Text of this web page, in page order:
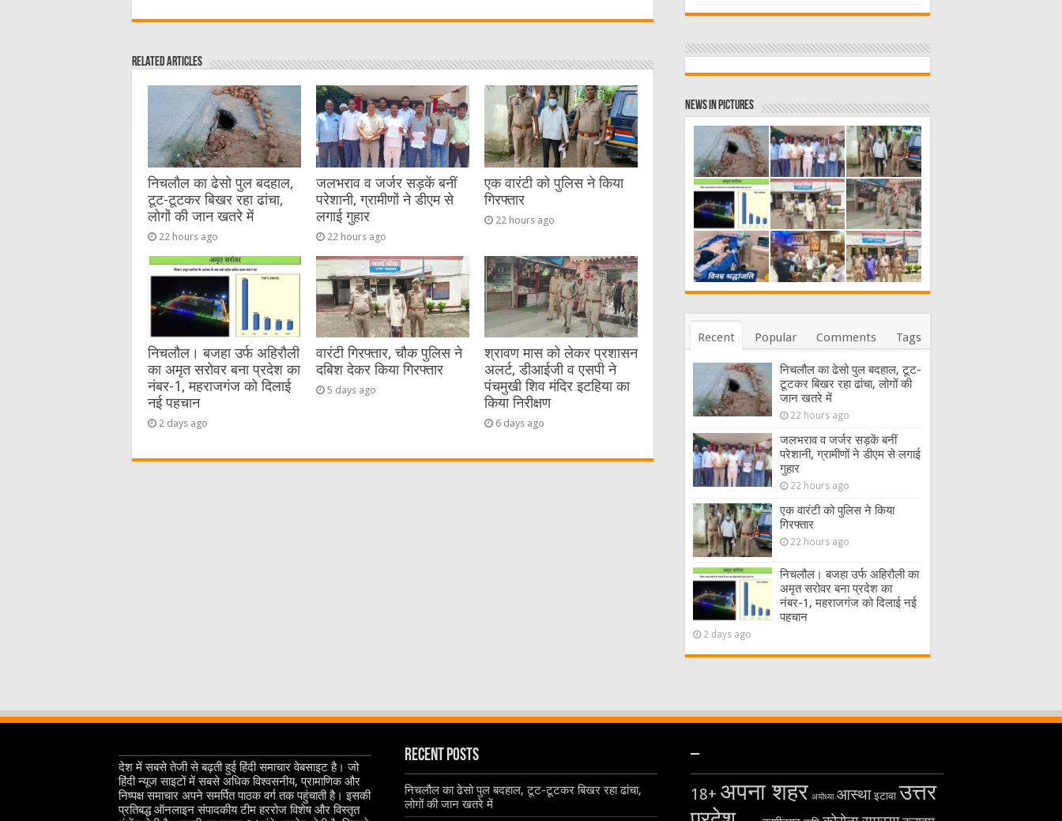
c
e
b
o
o
k
it
r
C
at
ai ss
n
g
er
at
A
p
p
Related Articles
निचलौल का ढेसो पुल बदहाल,
टूट-टूटकर बिखर रहा ढांचा,
लोगों की जान खतरे में
22 hours ago
जलभराव व जर्जर सड़कें बनीं
परेशानी, ग्रामीणों ने डीएम से
लगाई गुहार
22 hours ago
एक वारंटी को पुलिस ने किया
गिरफ्तार
22 hours ago
निचलौल। बजहा उर्फ अहिरौली
का अमृत सरोवर बना प्रदेश का
नंबर-1, महराजगंज को दिलाई
नई पहचान
2 days ago
वारंटी गिरफ्तार, चौक पुलिस ने
दबिश देकर किया गिरफ्तार
5 days ago
श्रावण मास को लेकर प्रशासन
अलर्ट, डीआईजी व एसपी ने
पंचमुखी शिव मंदिर इटहिया का
किया निरीक्षण
6 days ago
News in Pictures
Recent Popular Comments Tags
निचलौल का ढेसो पुल बदहाल, टूट-
टूटकर बिखर रहा ढांचा, लोगों की
जान खतरे में
22 hours ago
जलभराव व जर्जर सड़कें बनीं
परेशानी, ग्रामीणों ने डीएम से लगाई
गुहार
22 hours ago
एक वारंटी को पुलिस ने किया
गिरफ्तार
22 hours ago
निचलौल। बजहा उर्फ अहिरौली का
अमृत सरोवर बना प्रदेश का
नंबर-1, महराजगंज को दिलाई नई
पहचान
2 days ago
देश में सबसे तेजी से बढ़ती हुई हिंदी समाचार वेबसाइट है। जो
हिंदी न्यूज साइटों में सबसे अधिक विश्वसनीय, प्रामाणिक और
निष्पक्ष समाचार अपने समर्पित पाठक वर्ग तक पहुंचाती है। इसकी
प्रतिबद्ध ऑनलाइन संपादकीय टीम हररोज विशेष और विस्तृत
Recent Posts
निचलौल का ढेसो पुल बदहाल, टूट-टूटकर बिखर रहा ढांचा,
लोगों की जान खतरे में
–
18+ अपना शहर अयोध्या आस्था इटावा उत्तर